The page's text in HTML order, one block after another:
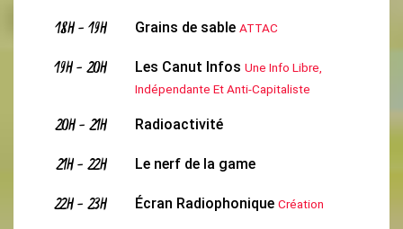
18H-19H Grains de sable ATTAC
19H-20H Les Canut Infos Une Info Libre,
Indépendante Et Anti-Capitaliste
20H-21H Radioactivité
21H-22H Le nerf de la game
22H-23H Écran Radiophonique Création